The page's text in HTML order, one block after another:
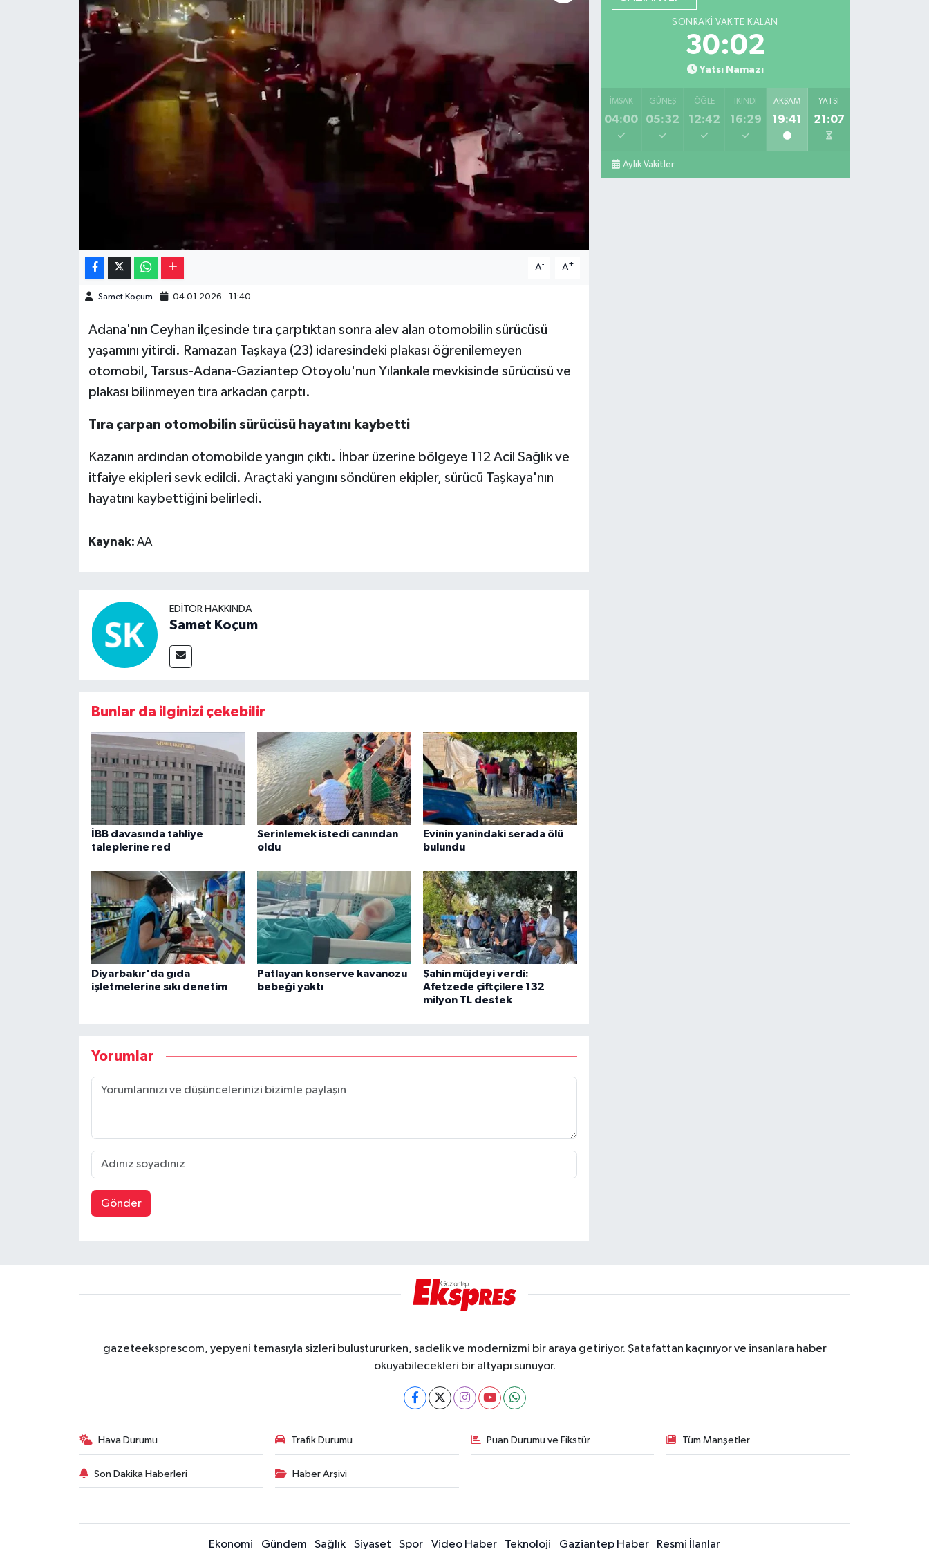
A- A+
Samet Koçum 04.01.2026 - 11:40
Adana'nın Ceyhan ilçesinde tıra çarptıktan sonra alev alan otomobilin sürücüsü
yaşamını yitirdi. Ramazan Taşkaya (23) idaresindeki plakası öğrenilemeyen
otomobil, Tarsus-Adana-Gaziantep Otoyolu'nun Yılankale mevkisinde sürücüsü ve
plakası bilinmeyen tıra arkadan çarptı.
Tıra çarpan otomobilin sürücüsü hayatını kaybetti
Kazanın ardından otomobilde yangın çıktı. İhbar üzerine bölgeye 112 Acil Sağlık ve
itfaiye ekipleri sevk edildi. Araçtaki yangını söndüren ekipler, sürücü Taşkaya'nın
hayatını kaybettiğini belirledi.
Kaynak: AA
EDITÖR HAKKINDA
Samet Koçum
Bunlar da ilginizi çekebilir
İBB davasında tahliye
taleplerine red
Serinlemek istedi canından
oldu
Evinin yanindaki serada ölü
bulundu
Diyarbakır'da gıda
işletmelerine sıkı denetim
Patlayan konserve kavanozu
bebeği yaktı
Şahin müjdeyi verdi:
Afetzede çiftçilere 132
milyon TL destek
Yorumlar
Gönder
SONRAKI VAKTE KALAN
30:01
Yatsı Namazı
İMSAK
04:00
GÜNEŞ
05:32
ÖĞLE
12:42
İKINDI
16:29
AKŞAM
19:41
YATSI
21:07
Aylık Vakitler
gazeteeksprescom, yepyeni temasıyla sizleri buluştururken, sadelik ve modernizmi bir araya getiriyor. Şatafattan kaçınıyor ve insanlara haber
okuyabilecekleri bir altyapı sunuyor.
Hava Durumu Trafik Durumu Puan Durumu ve Fikstür Tüm Manşetler
Son Dakika Haberleri Haber Arşivi
Ekonomi Gündem Sağlık Siyaset Spor Video Haber Teknoloji Gaziantep Haber Resmi İlanlar